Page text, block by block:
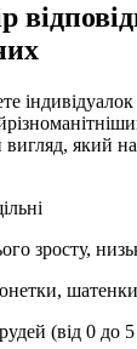
вигляд, який
зросту,
шатенки,
(від 0 до